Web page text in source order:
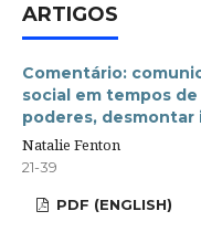
ARTIGOS
Comentário:
social em tempos
poderes, desmontar
Natalie Fenton
21-39
PDF (ENGLISH)